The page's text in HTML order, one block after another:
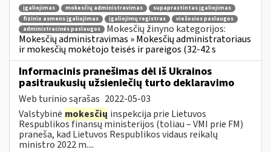
įgaliojimas mokesčių administravimas
supaprastintas įgaliojimas
fizinio asmens įgaliojimas
įgaliojimų registras
viešosios paslaugos
administracinės paslaugos
Mokesčių žinyno kategorijos:
Mokesčių administravimas » Mokesčių administratoriaus
ir mokesčių mokėtojo teisės ir pareigos (32-42 s
Informacinis pranešimas dėl iš Ukrainos
pasitraukusių užsieniečių turto deklaravimo
Web turinio sąrašas 2022-05-03
Valstybinė mokesčių inspekcija prie Lietuvos
Respublikos finansų ministerijos (toliau – VMI prie FM)
praneša, kad Lietuvos Respublikos vidaus reikalų
ministro 2022 m....